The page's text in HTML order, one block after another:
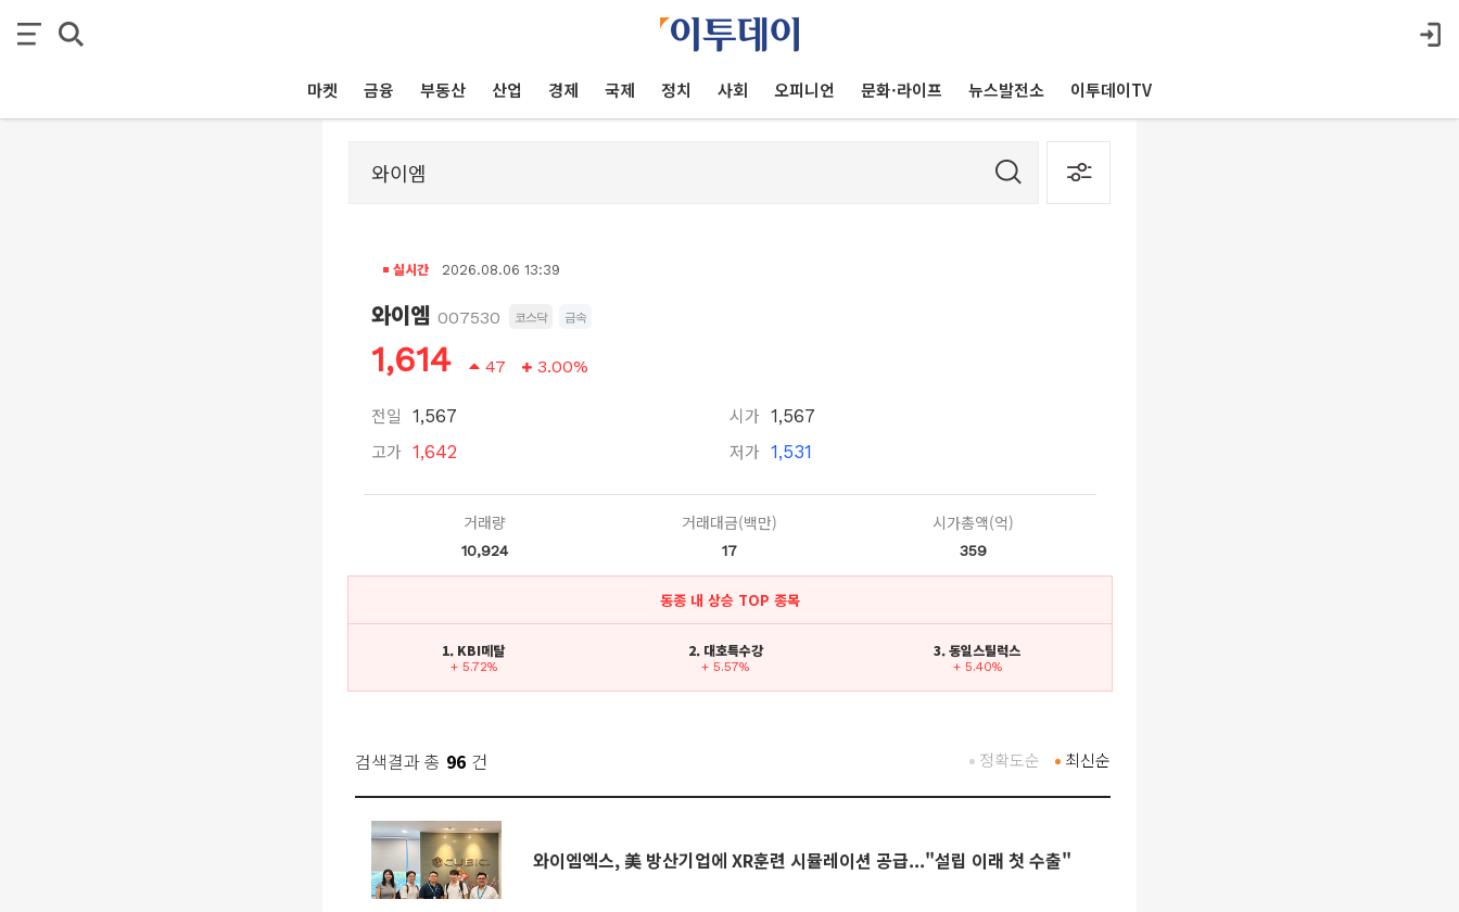
마켓 금융 부동산 산업 경제 국제 정치 사회 오피니언 문화·라이프 뉴스발전소 이투데이TV
실시간 2026.08.06 13:39
와이엠 007530 코스닥 금속
1,614 47 3.00%
전일 1,567
고가 1,642
시가 1,567
저가 1,531
거래량
10,924
거래대금(백만)
17
시가총액(억)
359
동종 내 상승 TOP 종목
1. KBI메탈
+ 5.72%
2. 대호특수강
+ 5.57%
3. 동일스틸럭스
+ 5.40%
검색결과 총 96 건 최신순
정확도순
와이엠엑스, 美 방산기업에 XR훈련 시뮬레이션 공급..."설립 이래 첫 수출"